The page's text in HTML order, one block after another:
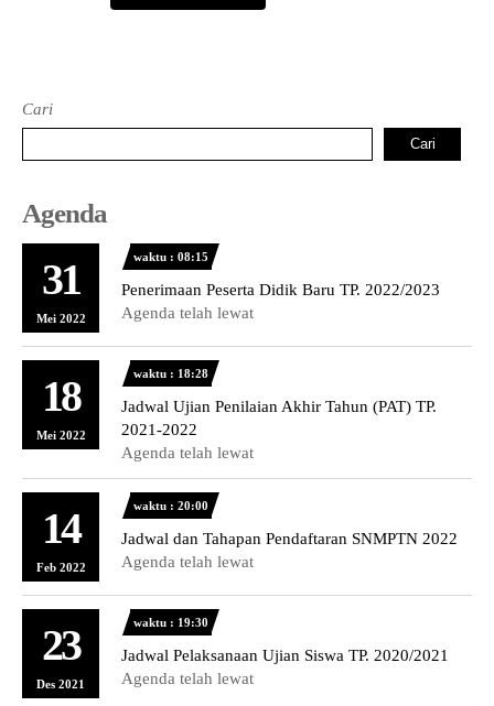
Cari
Cari
Agenda
31
Mei 2022
waktu : 08:15
Penerimaan Peserta Didik Baru TP. 2022/2023
Agenda telah lewat
18
Mei 2022
waktu : 18:28
Jadwal Ujian Penilaian Akhir Tahun (PAT) TP.
2021-2022
Agenda telah lewat
14
Feb 2022
waktu : 20:00
Jadwal dan Tahapan Pendaftaran SNMPTN 2022
Agenda telah lewat
23
Des 2021
waktu : 19:30
Jadwal Pelaksanaan Ujian Siswa TP. 2020/2021
Agenda telah lewat